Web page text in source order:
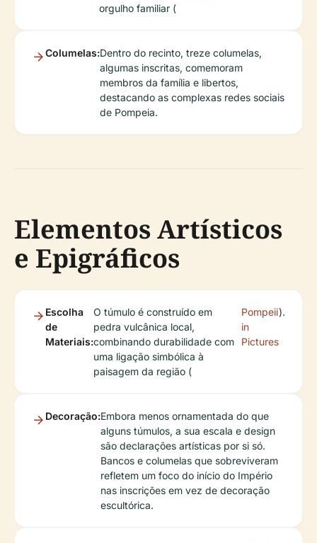
orgulho familiar (
Columelas:Dentro do recinto, treze columelas,
algumas inscritas, comemoram
membros da família e libertos,
destacando as complexas redes sociais
de Pompeia.
Elementos Artísticos
e Epigráficos
Escolha
de
Materiais:
O túmulo é construído em
pedra vulcânica local,
combinando durabilidade com
uma ligação simbólica à
paisagem da região (
Pompeii
in
Pictures
).
Decoração:Embora menos ornamentada do que
alguns túmulos, a sua escala e design
são declarações artísticas por si só.
Bancos e columelas que sobreviveram
refletem um foco do início do Império
nas inscrições em vez de decoração
escultórica.